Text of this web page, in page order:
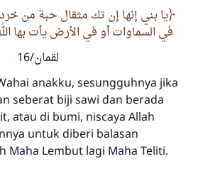
يا بني إنها إن تك مثقال حبة من
في السماوات أو في الأرض يأت بها
لقمان/16
anakku, sesungguhnya jika
seberat biji sawi dan berada
atau di bumi, niscaya Allah
untuk diberi balasan
Maha Lembut lagi Maha Teliti.